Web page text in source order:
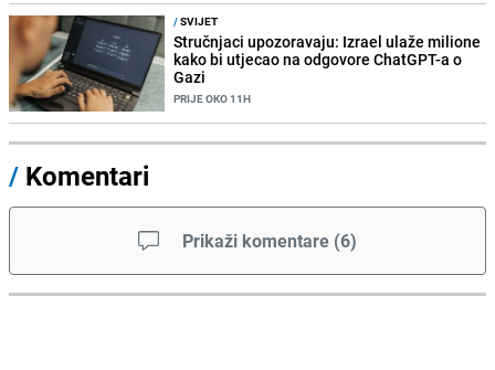
/SVIJET
Stručnjaci upozoravaju: Izrael ulaže milione
kako bi utjecao na odgovore ChatGPT-a o
Gazi
PRIJE OKO 11H
/ Komentari
Prikaži komentare (6)